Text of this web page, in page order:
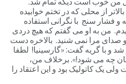
از محلی که در تختم خوابیده
و فشار سنج با نگرانی استفاده
من به او می گفتم که هیچ دردی
صدای مرا نمی شنید. بالاخره دست
و با گریه گفت: «گارسینیا! لطفا
چه می شود!». برخلاف من،
یک کاتولیک بود و این اعتقاد را